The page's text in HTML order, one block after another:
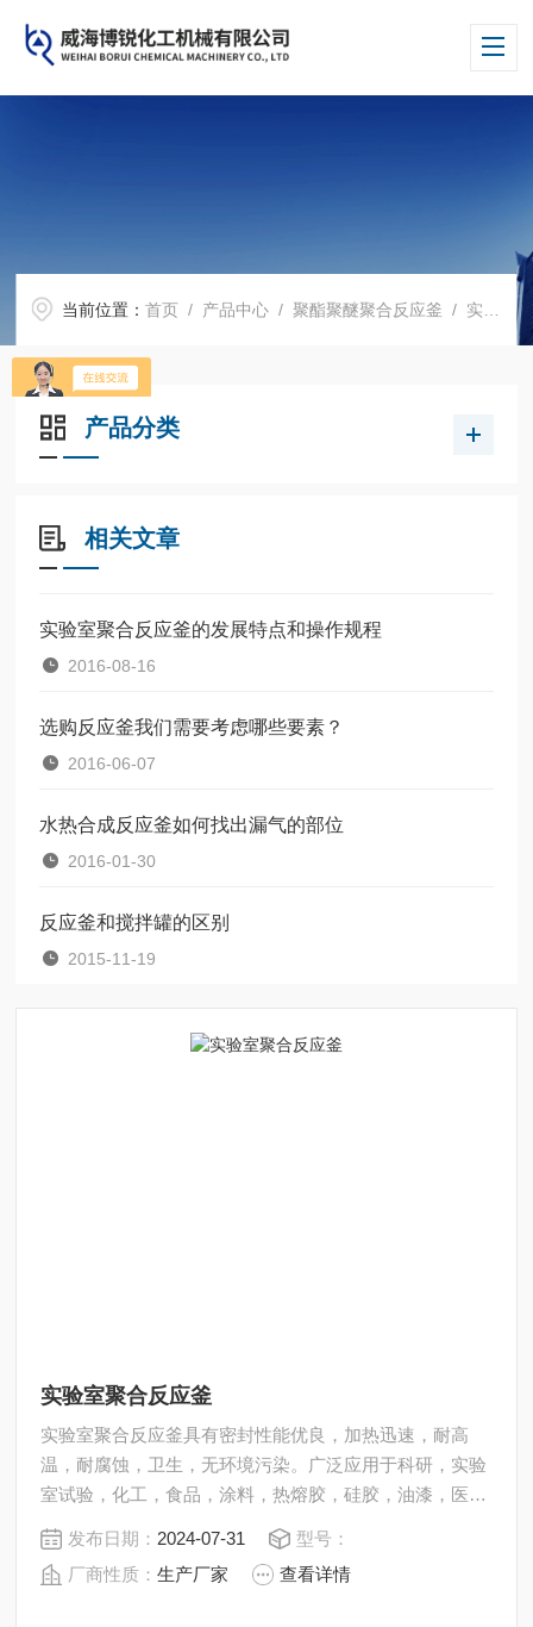
当前位置：首页 / 产品中心 /聚酯聚醚聚合反应釜 / 实验室聚合反应釜
产品分类
相关文章
实验室聚合反应釜的发展特点和操作规程
2016-08-16
选购反应釜我们需要考虑哪些要素？
2016-06-07
水热合成反应釜如何找出漏气的部位
2016-01-30
反应釜和搅拌罐的区别
2015-11-19
实验室聚合反应釜
实验室聚合反应釜具有密封性能优良，加热迅速，耐高
温，耐腐蚀，卫生，无环境污染。广泛应用于科研，实验
室试验，化工，食品，涂料，热熔胶，硅胶，油漆，医
药，石油化工生产中的反应，蒸发，合成，聚合，皂化，
磺化，氯化，硝化等工艺过程的压力容器。内表面采用镜
面抛光，确保卫生洁净*。所有釜均可接受客户的个性化
发布日期： 2024-07-31
型号：
厂商性质：生产厂家 查看详情